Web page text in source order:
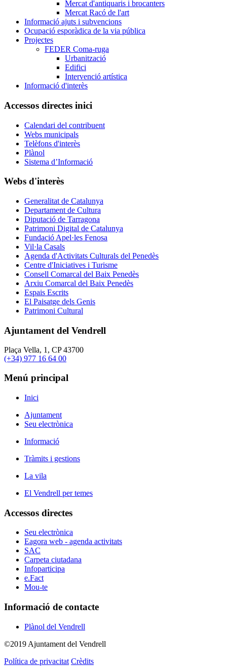
Mercat d'antiquaris i brocanters
Mercat Racó de l'art
Informació ajuts i subvencions
Ocupació esporàdica de la via pública
Projectes
FEDER Coma-ruga
Urbanització
Edifici
Intervenció artística
Informació d'interès
Accessos directes inici
Calendari del contribuent
Webs municipals
Telèfons d'interès
Plànol
Sistema d’Informació
Webs d'interès
Generalitat de Catalunya
Departament de Cultura
Diputació de Tarragona
Patrimoni Digital de Catalunya
Fundació Apel·les Fenosa
Vil·la Casals
Agenda d'Activitats Culturals del Penedès
Centre d'Iniciatives i Turisme
Consell Comarcal del Baix Penedès
Arxiu Comarcal del Baix Penedès
Espais Escrits
El Paisatge dels Genis
Patrimoni Cultural
Ajuntament del Vendrell
Plaça Vella, 1, CP 43700
(+34) 977 16 64 00
Menú principal
Inici
Ajuntament
Seu electrònica
Informació
Tràmits i gestions
La vila
El Vendrell per temes
Accessos directes
Seu electrònica
Eagora web - agenda activitats
SAC
Carpeta ciutadana
Infoparticipa
e.Fact
Mou-te
Informació de contacte
Plànol del Vendrell
©2019 Ajuntament del Vendrell
Política de privacitat Crèdits